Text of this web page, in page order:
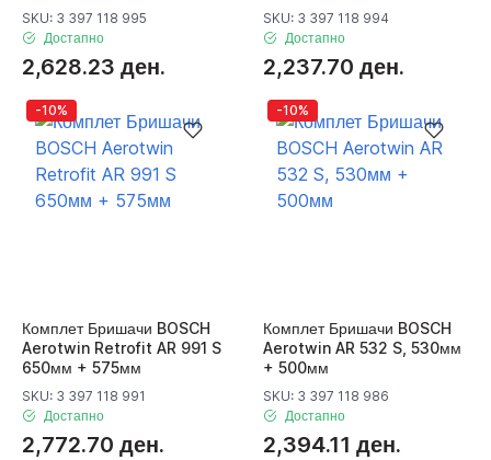
SKU: 3 397 118 995
Достапно
2,628.23 ден.
SKU: 3 397 118 994
Достапно
2,237.70 ден.
-10%
Комплет Бришачи BOSCH
Aerotwin Retrofit AR 991 S
650мм + 575мм
SKU: 3 397 118 991
Достапно
2,772.70 ден.
-10%
Комплет Бришачи BOSCH
Aerotwin AR 532 S, 530мм
+ 500мм
SKU: 3 397 118 986
Достапно
2,394.11 ден.